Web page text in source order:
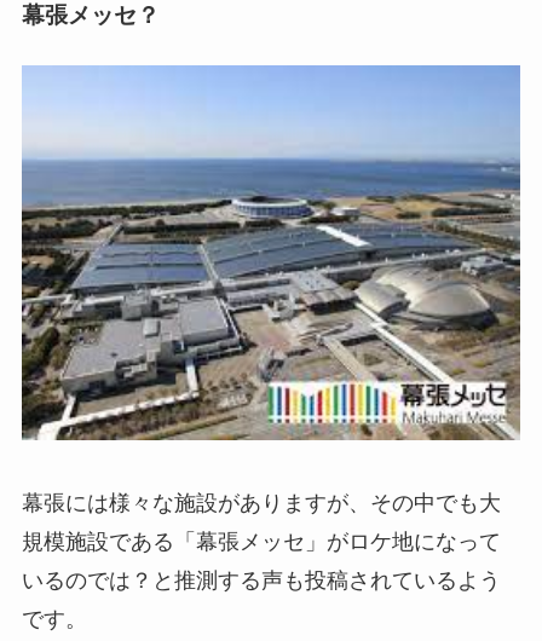
幕張メッセ？
幕張には様々な施設がありますが、その中でも大
規模施設である「幕張メッセ」がロケ地になって
いるのでは？と推測する声も投稿されているよう
です。